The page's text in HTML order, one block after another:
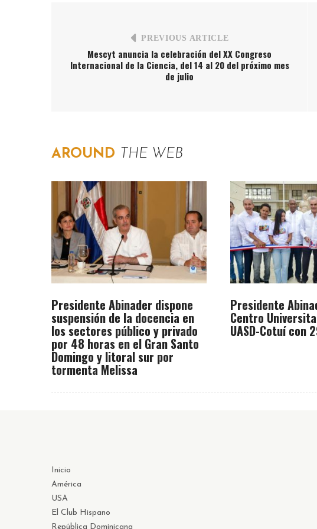
PREVIOUS ARTICLE
Mescyt anuncia la celebración del XX Congreso
Internacional de la Ciencia, del 14 al 20 del próximo mes
de julio
AROUND THE WEB
Presidente Abinader dispone
suspensión de la docencia en
los sectores público y privado
por 48 horas en el Gran Santo
Domingo y litoral sur por
tormenta Melissa
Presidente
Centro
UASD-Cotuí con
Inicio
América
USA
El Club Hispano
República Dominicana